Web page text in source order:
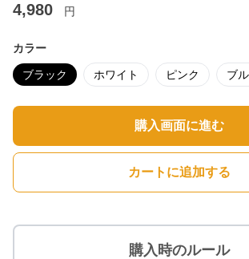
4,980 円
カラー
ブラック ホワイト ピンク ブ
購入画面に進む
カートに追加する
購入時のルール